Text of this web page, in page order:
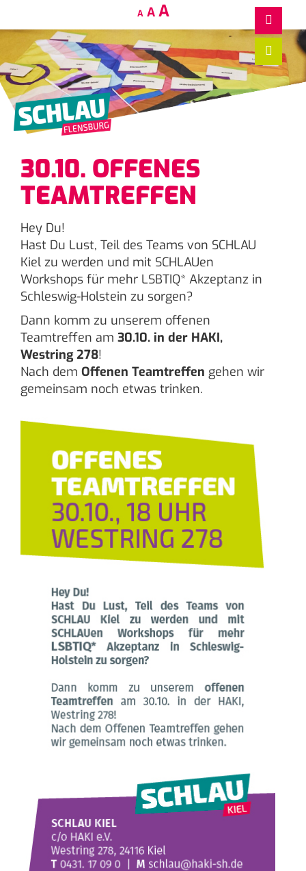
A
Decrease
font
size.
A Reset
size.
AIncrease
font
size.
30.10. OFFENES
TEAMTREFFEN
Hey Du!
Hast Du Lust, Teil des Teams von SCHLAU
Kiel zu werden und mit SCHLAUen
Workshops für mehr LSBTIQ* Akzeptanz in
Schleswig-Holstein zu sorgen?
Dann komm zu unserem offenen
Teamtreffen am 30.10. in der HAKI,
Westring 278!
Nach dem Offenen Teamtreffen gehen wir
gemeinsam noch etwas trinken.